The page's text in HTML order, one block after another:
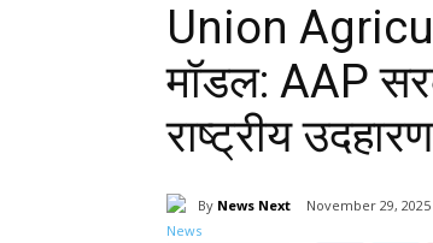
Union
मॉडल: AAP
राष्ट्रीय उदहारण
By News Next November 29, 2025